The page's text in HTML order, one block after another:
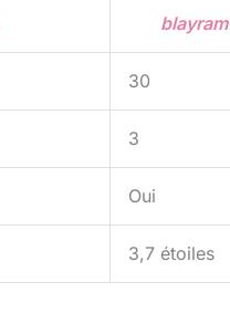
30
3
Oui
3,7 étoiles